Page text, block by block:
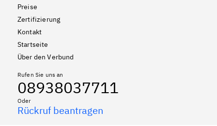
Preise
Zertifizierung
Kontakt
Startseite
Über den Verbund
Rufen Sie uns an
08938037711
Oder
Rückruf beantragen